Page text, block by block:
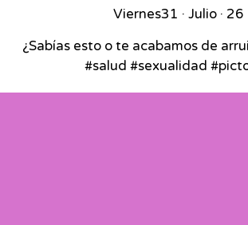
Viernes31 · Julio · 26
¿Sabías esto o te acabamos de
#salud #sexualidad